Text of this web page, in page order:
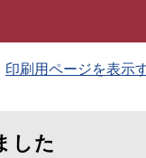
印刷用ページを表示
した